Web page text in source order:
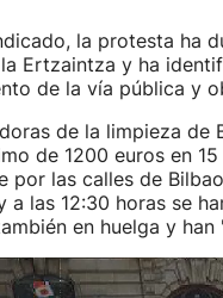
la protesta ha
Ertzaintza y ha
de la vía pública y
de la limpieza de
de 1200 euros en
por las calles de
a las 12:30 horas se
en huelga y